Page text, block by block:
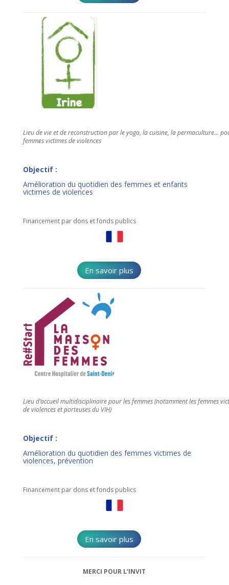
Lieu de vie et de reconstruction par le yoga, la cuisine, la permaculture…
femmes victimes de violences
Objectif :
Amélioration du quotidien des femmes et enfants
victimes de violences
Financement par dons et fonds publics
En savoir plus
Lieu d’accueil multidisciplinaire pour les femmes (notamment les femmes
de violences et porteuses du VIH)
Objectif :
Amélioration du quotidien des femmes victimes de
violences, prévention
Financement par dons et fonds publics
En savoir plus
MERCI POUR L’INVIT